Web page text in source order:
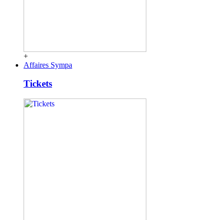
+
Affaires Sympa
Tickets